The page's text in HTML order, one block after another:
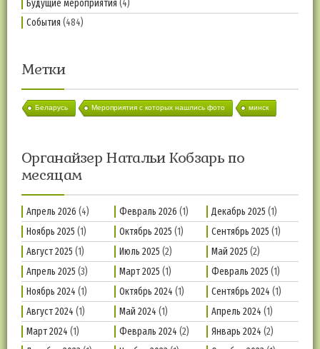
Будущие мероприятия (4)
События (484)
Метки
Беларусь Мероприятия с которых нашлись фото минск
Органайзер Натальи Кобзарь по
месяцам
Апрель 2026 (4) Февраль 2026 (1) Декабрь 2025 (1)
Ноябрь 2025 (1) Октябрь 2025 (1) Сентябрь 2025 (1)
Август 2025 (1) Июль 2025 (2) Май 2025 (2)
Апрель 2025 (3) Март 2025 (1) Февраль 2025 (1)
Ноябрь 2024 (1) Октябрь 2024 (1) Сентябрь 2024 (1)
Август 2024 (1) Май 2024 (1) Апрель 2024 (1)
Март 2024 (1) Февраль 2024 (2) Январь 2024 (2)